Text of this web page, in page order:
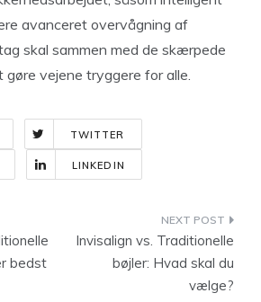
avanceret overvågning af
skal sammen med de skærpede
gøre vejene tryggere for alle.
TWITTER
LINKEDIN
bedst
Invisalign vs. Traditionelle
bøjler: Hvad skal du
vælge?